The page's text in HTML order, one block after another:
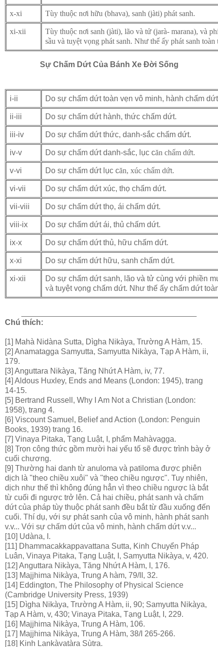
x-xi Tùy thuộc nơi hữu (bhava), sanh (jàti) phát sanh.
xi-xii
Tùy thuộc nơi sanh (jàti), lão và tử (jarà- marana), và
sầu và tuyệt vọng phát sanh. Như thế ấy phát sanh
Sự Chấm Dứt Của Bánh Xe Ðời Sống
i-ii Do sự chấm dứt toàn vẹn vô minh, hành chấm
ii-iii Do sự chấm dứt hành, thức chấm dứt.
iii-iv Do sự chấm dứt thức, danh-sắc chấm dứt.
iv-v Do sự chấm dứt danh-sắc, lục căn chấm dứt.
v-vi Do sự chấm dứt lục căn, xúc chấm dứt.
vi-vii Do sự chấm dứt xúc, thọ chấm dứt.
vii-viii Do sự chấm dứt thọ, ái chấm dứt.
viii-ix Do sự chấm dứt ái, thủ chấm dứt.
ix-x Do sự chấm dứt thủ, hữu chấm dứt.
x-xi Do sự chấm dứt hữu, sanh chấm dứt.
xi-xii
Do sự chấm dứt sanh, lão và tử cùng với phiền
và tuyệt vọng chấm dứt. Như thế ấy chấm dứt
Chú thích:
[1] Mahà Nidàna Sutta, Dìgha Nikàya, Trường A Hàm, 15.
[2] Anamatagga Samyutta, Samyutta Nikàya, Tạp A Hàm, ii,
179.
[3] Anguttara Nikàya, Tăng Nhứt A Hàm, iv, 77.
[4] Aldous Huxley, Ends and Means (London: 1945), trang
14-15.
[5] Bertrand Russell, Why I Am Not a Christian (London:
1958), trang 4.
[6] Viscount Samuel, Belief and Action (London: Penguin
Books, 1939) trang 16.
[7] Vinaya Pitaka, Tạng Luật, I, phẩm Mahàvagga.
[8] Trọn công thức gồm mười hai yếu tố sẽ được trình bày ở
cuối chương.
[9] Thường hai danh từ anuloma và patiloma được phiên
dịch là "theo chiều xuôi" và "theo chiều ngược". Tuy nhiên,
dịch như thế thì không đúng hẳn vì theo chiều ngược là bắt
từ cuối đi ngược trở lên. Cả hai chiều, phát sanh và chấm
dứt của pháp tùy thuộc phát sanh đều bắt từ đầu xuống đến
cuối. Thí dụ, với sự phát sanh của vô minh, hành phát sanh
v.v... Với sự chấm dứt của vô minh, hành chấm dứt v.v...
[10] Udàna, I.
[11] Dhammacakkappavattana Sutta, Kinh Chuyển Pháp
Luân, Vinaya Pitaka, Tạng Luật, I, Samyutta Nikàya, v, 420.
[12] Anguttara Nikàya, Tăng Nhứt A Hàm, I, 176.
[13] Majjhima Nikàya, Trung A hàm, 79/II, 32.
[14] Eddington, The Philosophy of Physical Science
(Cambridge University Press, 1939)
[15] Dìgha Nikàya, Trường A Hàm, ii, 90; Samyutta Nikàya,
Tạp A Hàm, v, 430; Vinaya Pitaka, Tạng Luật, I, 229.
[16] Majjhima Nikàya, Trung A Hàm, 106.
[17] Majjhima Nikàya, Trung A Hàm, 38/I 265-266.
[18] Kinh Lankàvatàra Sùtra.